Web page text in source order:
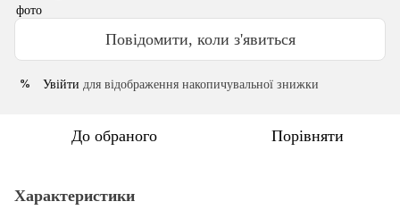
Повідомити, коли з'явиться
% Увійти для відображення накопичувальної знижки
До обраного Порівняти
Характеристики